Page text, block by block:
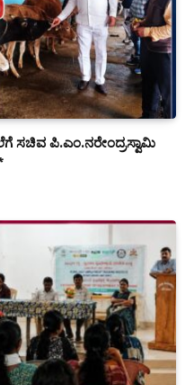
ಸಚಿವ ಪಿ.ಎಂ.ನರೇಂದ್ರಸ್ವಾಮಿ